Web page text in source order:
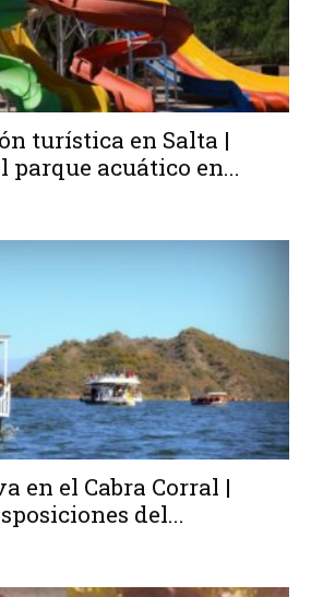
turística en Salta |
parque acuático en...
en el Cabra Corral |
del...